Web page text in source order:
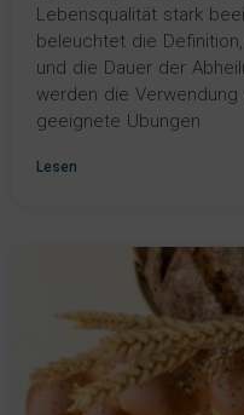
Lebensqualität stark
beleuchtet die
und die Dauer der
werden die
geeignete Übungen
Lesen